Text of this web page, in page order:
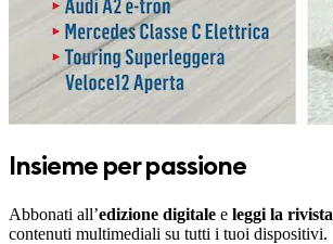
Insieme per passione
Abbonati all’edizione digitale e leggi la rivista
contenuti multimediali su tutti i tuoi dispositivi.